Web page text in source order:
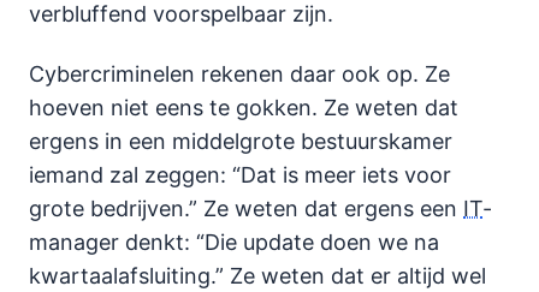
verbluffend voorspelbaar zijn.
Cybercriminelen rekenen daar ook op. Ze
hoeven niet eens te gokken. Ze weten dat
ergens in een middelgrote bestuurskamer
iemand zal zeggen: “Dat is meer iets voor
grote bedrijven.” Ze weten dat ergens een IT-
manager denkt: “Die update doen we na
kwartaalafsluiting.” Ze weten dat er altijd wel